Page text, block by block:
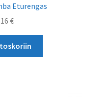
Eturengas
€